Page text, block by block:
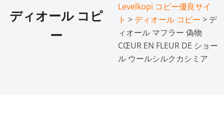
ディオール コピ
ー
Levelkopi コピー優良サイ
ト > ディオール コピー > デ
ィオール マフラー 偽物
CŒUR EN FLEUR DE ショー
ル ウールシルクカシミア